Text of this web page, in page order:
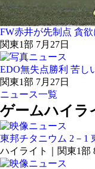
FW赤井が先制点 貪
関東1部 7月27日
EDO無失点勝利 苦し
関東1部 7月27日
ニュース一覧
ゲームハイラ
東邦チタニウム 2－1
ハイライト｜関東1部